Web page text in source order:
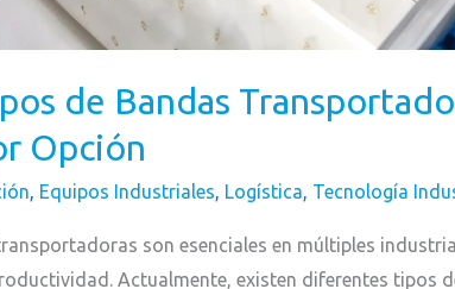
de Bandas
Opción
, Equipos Industriales, Logística, Tecnología
son esenciales en múltiples
Actualmente, existen diferentes tipos